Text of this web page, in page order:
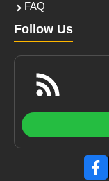
FAQ
Follow Us